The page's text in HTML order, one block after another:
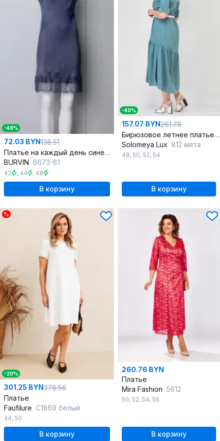
-48%
72.03 BYN138.51
Платье на каждый день синее кружевное из текстиля
BURVIN 6673-81
42 , 44 , 48
В корзину
-40%
157.07 BYN261.78
Бирюзовое летнее платье-халат из кружевного текстиля в стиле бохо
Solomeya Lux 812 мята
48, 50, 52, 54
В корзину
%
-20%
301.25 BYN376.56
Платье
Faufilure C1869 белый
44, 50
В корзину
260.76 BYN
Платье
Mira Fashion 5612
50, 52, 54, 56
В корзину